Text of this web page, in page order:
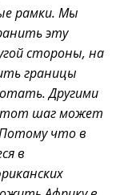
рамки. Мы
эту
стороны, на
границы
Другими
этот шаг может
что в
в